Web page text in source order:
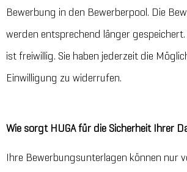
Bewerbung in den Bewerberpool. Die
werden entsprechend länger
ist freiwillig. Sie haben jederzeit die
Einwilligung zu widerrufen.
Wie sorgt HUGA für die Sicherheit Ihrer
Ihre Bewerbungsunterlagen können nur